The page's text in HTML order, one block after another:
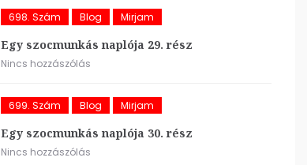
698. Szám Blog Mirjam
Egy szocmunkás naplója 29. rész
Nincs hozzászólás
699. Szám Blog Mirjam
Egy szocmunkás naplója 30. rész
Nincs hozzászólás